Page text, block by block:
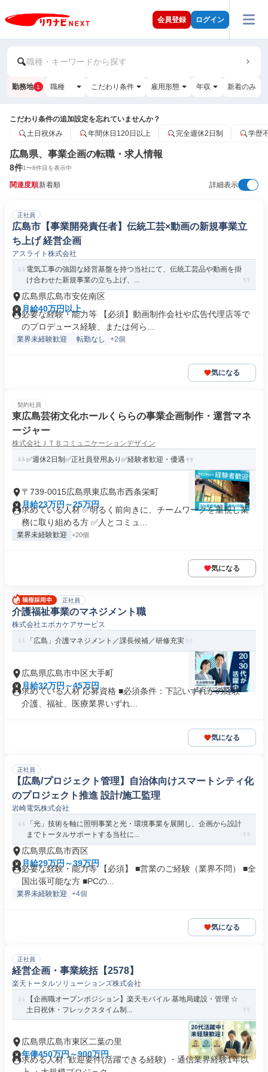
会員登録 ログイン
職種・キーワードから探す
勤務地 1 職種 こだわり条件 雇用形態 年収 新着のみ
こだわり条件の追加設定を忘れていませんか？
土日祝休み
年間休日120日以上 完全週休2日制 学歴
広島県、事業企画の転職・求人情報
8件1〜8件目を表示中
関連度順新着順 詳細表示
正社員
広島市【事業開発責任者】伝統工芸×動画の新規事業立
ち上げ 経営企画
アスライト株式会社
電気工事の強固な経営基盤を持つ当社にて、伝統工芸品や動画を掛
け合わせた新規事業の立ち上げ、...
広島県広島市安佐南区
月給40万円以上
必要な経験・能力等 【必須】動画制作会社や広告代理店等で
のプロデュース経験、または何ら...
業界未経験歓迎 転勤なし +2個
気になる
契約社員
東広島芸術文化ホールくららの事業企画制作・運営マネ
ージャー
株式会社ＪＴＢコミュニケーションデザイン
✅週休2日制✅正社員登用あり✅経験者歓迎・優遇
〒739-0015広島県東広島市西条栄町
月給23万円～25万円
求めている人材 ✅明るく前向きに、チームワークを重視し業
務に取り組める方 ✅人とコミュ...
業界未経験歓迎 +20個
気になる
正社員
介護福祉事業のマネジメント職
株式会社エポカケアサービス
「広島」介護マネジメント／課長候補／研修充実
広島県広島市中区大手町
月給32万円～45万円
求めている人材 応募資格 ■必須条件：下記いずれかの経験 ・
介護、福祉、医療業界いずれ...
気になる
正社員
【広島/プロジェクト管理】自治体向けスマートシティ化
のプロジェクト推進 設計/施工監理
岩崎電気株式会社
「光」技術を軸に照明事業と光・環境事業を展開し、企画から設計
までトータルサポートする当社に...
広島県広島市西区
月給29万円～39万円
必要な経験・能力等 【必須】 ■営業のご経験（業界不問） ■全
国出張可能な方 ■PCの...
業界未経験歓迎 +4個
気になる
正社員
経営企画・事業統括【2578】
楽天トータルソリューションズ株式会社
【企画職オープンポジション】楽天モバイル 基地局建設・管理 ☆
土日祝休・フレックスタイム制...
広島県広島市東区二葉の里
年俸450万円～900万円
求める人材: 歓迎要件(活躍できる経験) ・通信業界経験1年以